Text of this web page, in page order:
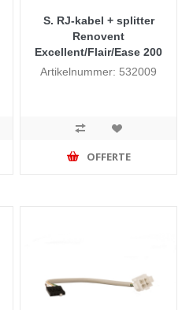
S. RJ-kabel + splitter
Renovent
Excellent/Flair/Ease 200
Artikelnummer: 532009
OFFERTE